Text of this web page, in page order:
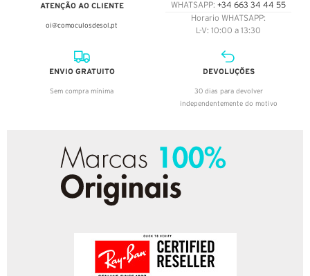
ATENÇÃO AO CLIENTE
oi@comoculosdesol.pt
WHATSAPP: +34 663 34 44 55
Horario WHATSAPP:
L-V: 10:00 a 13:30
ENVIO GRATUITO
Sem compra mínima
DEVOLUÇÕES
30 dias para devolver
independentemente do motivo